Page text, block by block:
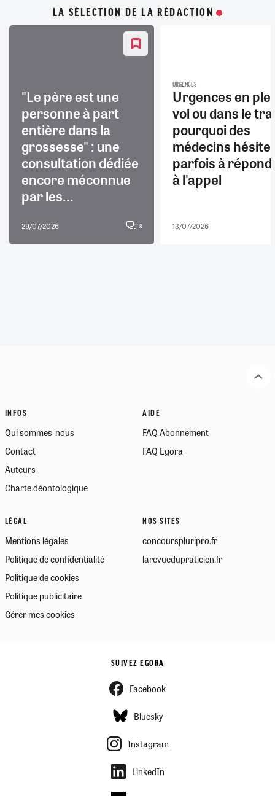
LA SÉLECTION DE LA RÉDACTION
"Le père est une
personne à part
entière dans la
grossesse" : une
consultation dédiée
encore méconnue
par les...
29/07/2026 8
URGENCES
Urgences en
vol ou dans le
pourquoi des
médecins
parfois à
à l'appel
13/07/2026
INFOS
Qui sommes-nous
Contact
Auteurs
Charte déontologique
AIDE
FAQ Abonnement
FAQ Egora
LÉGAL
Mentions légales
Politique de confidentialité
Politique de cookies
Politique publicitaire
Gérer mes cookies
NOS SITES
concourspluripro.fr
larevuedupraticien.fr
SUIVEZ EGORA
Facebook
Bluesky
Instagram
LinkedIn